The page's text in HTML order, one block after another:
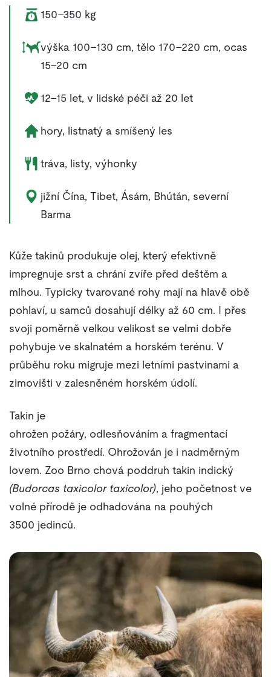
Váha zvířete:
150–350 kg
Rozměry zvířete:
výška 100–130 cm, tělo 170–220 cm, ocas
15–20 cm
Délka života zvířete:
12–15 let, v lidské péči až 20 let
Životní prostředí zvířete:
hory, listnatý a smíšený les
Potrava zvířete:
tráva, listy, výhonky
Výskyt zvířete:
jižní Čína, Tibet, Ásám, Bhútán, severní
Barma
Kůže takinů produkuje olej, který efektivně
impregnuje srst a chrání zvíře před deštěm a
mlhou. Typicky tvarované rohy mají na hlavě obě
pohlaví, u samců dosahují délky až 60 cm. I přes
svoji poměrně velkou velikost se velmi dobře
pohybuje ve skalnatém a horském terénu. V
průběhu roku migruje mezi letními pastvinami a
zimovišti v zalesněném horském údolí.
Takin je
ohrožen požáry, odlesňováním a fragmentací
životního prostředí. Ohrožován je i nadměrným
lovem. Zoo Brno chová poddruh takin indický
(Budorcas taxicolor taxicolor), jeho početnost ve
volné přírodě je odhadována na pouhých
3500 jedinců.